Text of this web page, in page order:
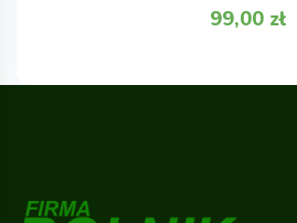
99,00 zł